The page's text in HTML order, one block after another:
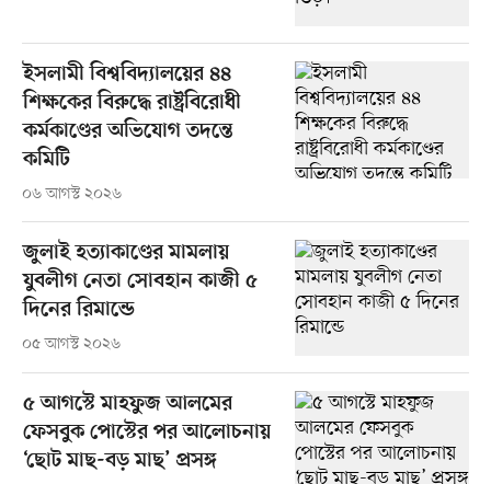
ইসলামী বিশ্ববিদ্যালয়ের ৪৪
শিক্ষকের বিরুদ্ধে রাষ্ট্রবিরোধী
কর্মকাণ্ডের অভিযোগ তদন্তে
কমিটি
০৬ আগস্ট ২০২৬
জুলাই হত্যাকাণ্ডের মামলায়
যুবলীগ নেতা সোবহান কাজী ৫
দিনের রিমান্ডে
০৫ আগস্ট ২০২৬
৫ আগস্টে মাহফুজ আলমের
ফেসবুক পোস্টের পর আলোচনায়
‘ছোট মাছ-বড় মাছ’ প্রসঙ্গ